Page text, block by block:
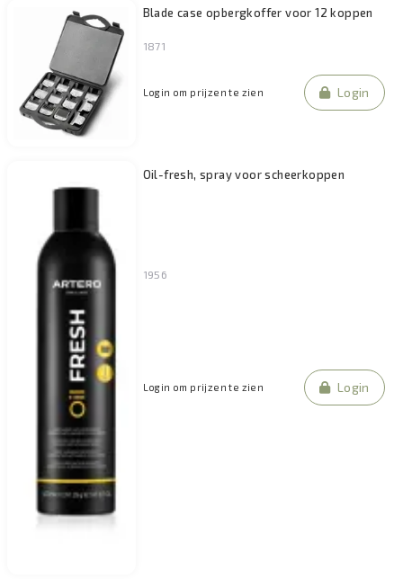
Blade case opbergkoffer voor 12 koppen
1871
Login om prijzen te zien Login
Oil-fresh, spray voor scheerkoppen
1956
Login om prijzen te zien Login